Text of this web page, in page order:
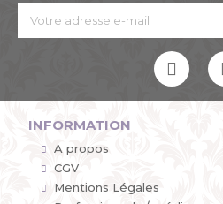
INFORMATION
A propos
CGV
Mentions Légales